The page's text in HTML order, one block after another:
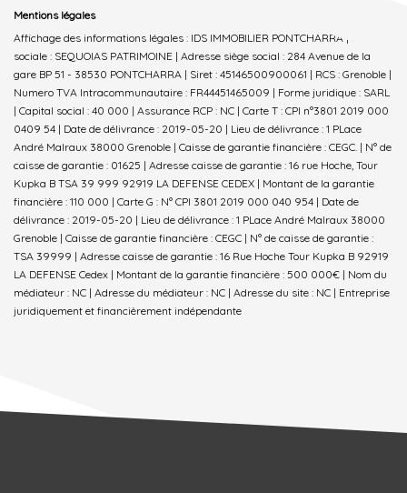
Mentions légales
Affichage des informations légales : IDS IMMOBILIER PONTCHARRA | Raison
sociale : SEQUOIAS PATRIMOINE | Adresse siège social : 284 Avenue de la
gare BP 51 - 38530 PONTCHARRA | Siret : 45146500900061 | RCS : Grenoble |
Numero TVA Intracommunautaire : FR44451465009 | Forme juridique : SARL
| Capital social : 40 000 | Assurance RCP : NC | Carte T : CPI n°3801 2019 000
0409 54 | Date de délivrance : 2019-05-20 | Lieu de délivrance : 1 PLace
André Malraux 38000 Grenoble | Caisse de garantie financière : CEGC. | N° de
caisse de garantie : 01625 | Adresse caisse de garantie : 16 rue Hoche, Tour
Kupka B TSA 39 999 92919 LA DEFENSE CEDEX | Montant de la garantie
financière : 110 000 | Carte G : N° CPI 3801 2019 000 040 954 | Date de
délivrance : 2019-05-20 | Lieu de délivrance : 1 PLace André Malraux 38000
Grenoble | Caisse de garantie financière : CEGC | N° de caisse de garantie :
TSA 39999 | Adresse caisse de garantie : 16 Rue Hoche Tour Kupka B 92919
LA DEFENSE Cedex | Montant de la garantie financière : 500 000€ | Nom du
médiateur : NC | Adresse du médiateur : NC | Adresse du site : NC | Entreprise
juridiquement et financièrement indépendante